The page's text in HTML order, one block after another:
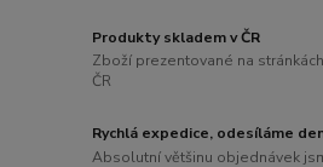
Produkty skladem v ČR
Zboží prezentované na
ČR
Rychlá expedice, odesíláme
Absolutní většinu objednávek